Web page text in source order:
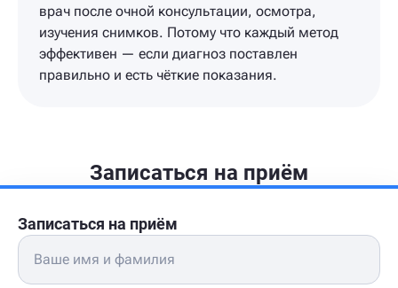
врач после очной консультации, осмотра,
изучения снимков. Потому что каждый метод
эффективен — если диагноз поставлен
правильно и есть чёткие показания.
Записаться на приём
Записаться на приём